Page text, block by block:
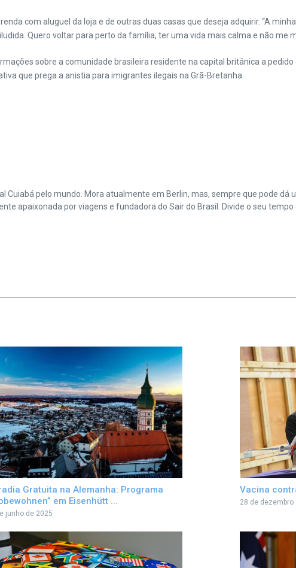
com aluguel da loja e de outras duas casas que deseja adquirir. “A
Quero voltar para perto da família, ter uma vida mais calma e não me
sobre a comunidade brasileira residente na capital britânica a
que prega a anistia para imigrantes ilegais na Grã-Bretanha.
Cuiabá pelo mundo. Mora atualmente em Berlin, mas, sempre que pode dá
apaixonada por viagens e fundadora do Sair do Brasil. Divide o seu
Gratuita na Alemanha: Programa
em Eisenhütt ...
junho de 2025
Vacina
28 de dezembro